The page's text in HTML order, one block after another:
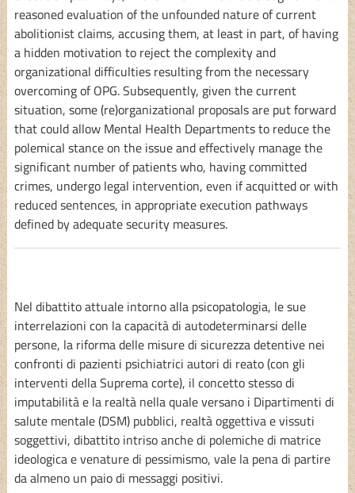
reasoned evaluation of the unfounded nature of current
abolitionist claims, accusing them, at least in part, of having
a hidden motivation to reject the complexity and
organizational difficulties resulting from the necessary
overcoming of OPG. Subsequently, given the current
situation, some (re)organizational proposals are put forward
that could allow Mental Health Departments to reduce the
polemical stance on the issue and effectively manage the
significant number of patients who, having committed
crimes, undergo legal intervention, even if acquitted or with
reduced sentences, in appropriate execution pathways
defined by adequate security measures.
Nel dibattito attuale intorno alla psicopatologia, le sue
interrelazioni con la capacità di autodeterminarsi delle
persone, la riforma delle misure di sicurezza detentive nei
confronti di pazienti psichiatrici autori di reato (con gli
interventi della Suprema corte), il concetto stesso di
imputabilità e la realtà nella quale versano i Dipartimenti di
salute mentale (DSM) pubblici, realtà oggettiva e vissuti
soggettivi, dibattito intriso anche di polemiche di matrice
ideologica e venature di pessimismo, vale la pena di partire
da almeno un paio di messaggi positivi.